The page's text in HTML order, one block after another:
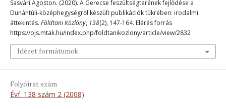
Sasvári Ágoston. (2020). A Gerecse feszültségterének fejlődése a
Dunántúli-középhegységről készült publikációk tükrében: irodalmi
áttekintés. Földtani Közlöny, 138(2), 147-164. Elérés forrás
https://ojs.mtak.hu/index.php/foldtanikozlony/article/view/2832
Idézet formátumok
Folyóirat szám
Évf. 138 szám 2 (2008)